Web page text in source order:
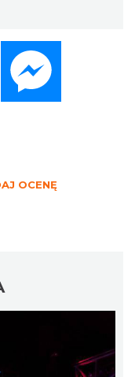
OCENĘ